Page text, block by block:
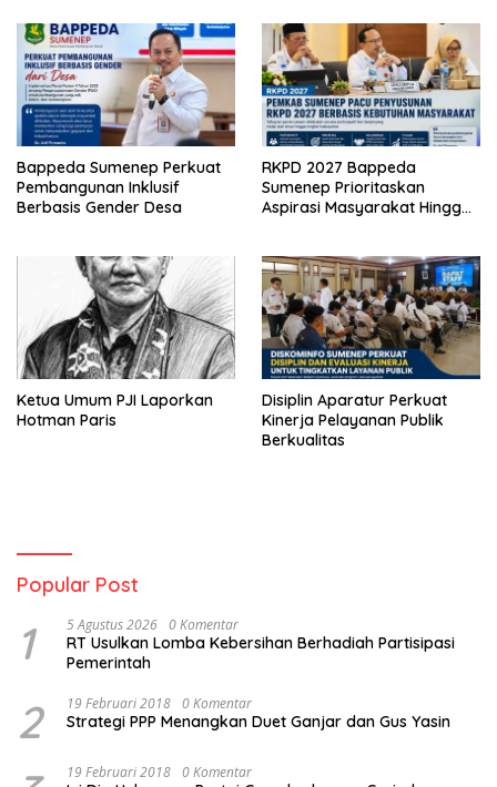
Bappeda Sumenep Perkuat
Pembangunan Inklusif
Berbasis Gender Desa
RKPD 2027 Bappeda
Sumenep Prioritaskan
Aspirasi Masyarakat Hingga
Ketua Umum PJI Laporkan
Hotman Paris
Disiplin Aparatur Perkuat
Kinerja Pelayanan Publik
Berkualitas
Popular Post
1 5 Agustus 2026 0 Komentar
RT Usulkan Lomba Kebersihan Berhadiah Partisipasi
Pemerintah
2 19 Februari 2018 0 Komentar
Strategi PPP Menangkan Duet Ganjar dan Gus Yasin
19 Februari 2018 0 Komentar